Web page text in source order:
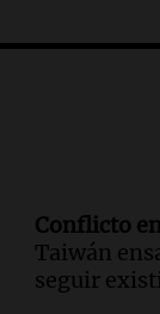
el
privada
en el Senado
la ley de
Conflicto
Taiwán
seguir